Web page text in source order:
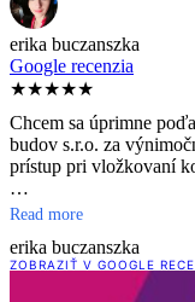
erika buczanszka
Google recenzia
★★★★★
Chcem sa úprimne
budov s.r.o. za
prístup pri vložkovaní
Chlapci boli usmiati,
rešpektom, všetko
problému odpovedali
„chlapi, čo prišli niečo
Read more
erika buczanszka
ZOBRAZIŤ V GOOGLE